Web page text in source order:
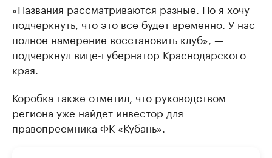
«Названия рассматриваются разные. Но я хочу
подчеркнуть, что это все будет временно. У нас
полное намерение восстановить клуб», —
подчеркнул вице-губернатор Краснодарского
края.
Коробка также отметил, что руководством
региона уже найдет инвестор для
правопреемника ФК «Кубань».